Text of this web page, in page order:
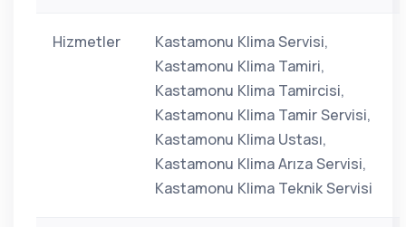
Hizmetler
Kastamonu Klima Servisi,
Kastamonu Klima Tamiri,
Kastamonu Klima Tamircisi,
Kastamonu Klima Tamir Servisi,
Kastamonu Klima Ustası,
Kastamonu Klima Arıza Servisi,
Kastamonu Klima Teknik Servisi